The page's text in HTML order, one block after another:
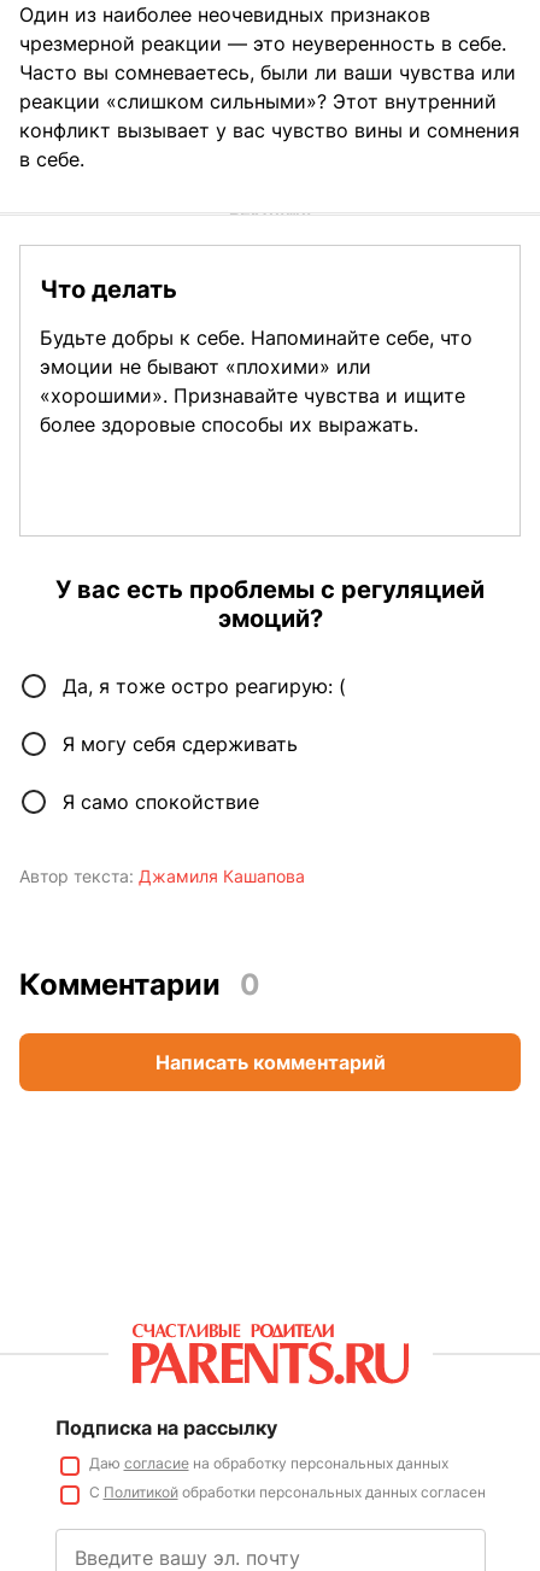
Один из наиболее неочевидных признаков
чрезмерной реакции — это неуверенность в себе.
Часто вы сомневаетесь, были ли ваши чувства или
реакции «слишком сильными»? Этот внутренний
конфликт вызывает у вас чувство вины и сомнения
в себе.
Что делать
Будьте добры к себе. Напоминайте себе, что
эмоции не бывают «плохими» или
«хорошими». Признавайте чувства и ищите
более здоровые способы их выражать.
У вас есть проблемы с регуляцией
эмоций?
Да, я тоже остро реагирую: (
Я могу себя сдерживать
Я само спокойствие
Автор текста: Джамиля Кашапова
Комментарии 0
Написать комментарий
Подписка на рассылку
Даю согласиена обработку персональных данных
С Политикойобработки персональных данных согласен